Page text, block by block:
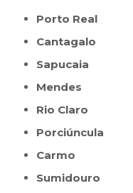
Porto Real
Cantagalo
Sapucaia
Mendes
Rio Claro
Porciúncula
Carmo
Sumidouro